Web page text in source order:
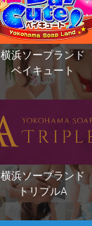
横浜ソープランド
ベイキュート
横浜ソープランド
トリプルA